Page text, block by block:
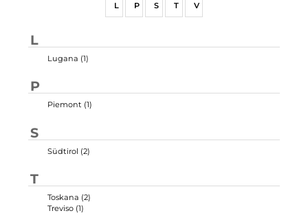
L P S T V
L
Lugana (1)
P
Piemont (1)
S
Südtirol (2)
T
Toskana (2)
Treviso (1)